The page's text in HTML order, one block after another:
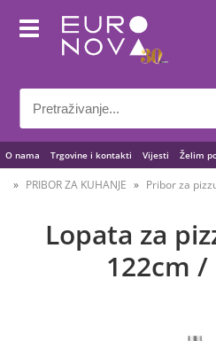
O nama Trgovine i kontakti Vijesti Želim
PRIBOR ZA KUHANJE Pribor za
Lopata za
122cm